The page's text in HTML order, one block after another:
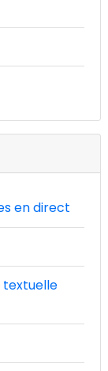
en direct